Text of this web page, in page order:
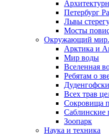
Петербург
Львы
Мосты
Окружающий мир.
Арктика и
Мир воды
Вселенная
Ребятам о
Всех трав
Сокровища
Саблинские
Зоопарк
Наука и техника